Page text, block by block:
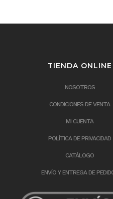
TIENDA ONLINE
NOSOTROS
CONDICIONES DE VENTA
MI CUENTA
POLÍTICA DE PRIVACIDAD
CATÁLOGO
ENVÍO Y ENTREGA DE